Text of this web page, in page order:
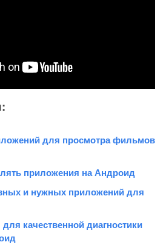
для просмотра фильмов
приложения на Андроид
и нужных приложений для
качественной диагностики